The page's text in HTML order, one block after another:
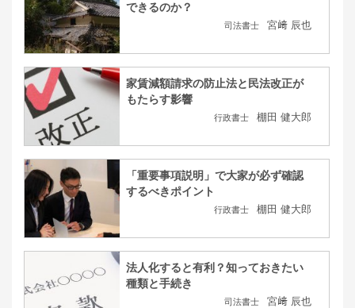
できるのか？
司法書士 宮﨑 辰也
家賃減額請求の防止法と民法改正が
もたらす影響
行政書士 棚田 健大郎
「重要事項説明」で大家が必ず確認
するべきポイント
行政書士 棚田 健大郎
法人化すると有利？知っておきたい
種類と手続き
司法書士 宮﨑 辰也